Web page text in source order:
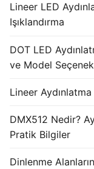
Lineer LED
Işıklandırma
DOT LED
ve Model
Lineer
DMX512 Nedir?
Pratik Bilgiler
Dinlenme